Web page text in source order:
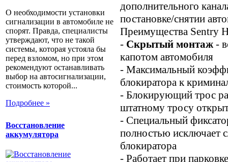
О необходимости установки
сигнализации в автомобиле не
спорят. Правда, специалисты
утверждают, что не такой
системы, которая устояла бы
перед взломом, но при этом
рекомендуют останавливать
выбор на автосигнализации,
стоимость которой...
Подробнее »
Восстановление
аккумулятора
дополнительного
постановке/снятии
Преимущества Sentry
- Скрытый монтаж-
капотом автомобиля
- Максимальный
блокиратора к
- Блокирующий трос
штатному тросу
- Специальный
полностью исключает
блокиратора
- Работает при